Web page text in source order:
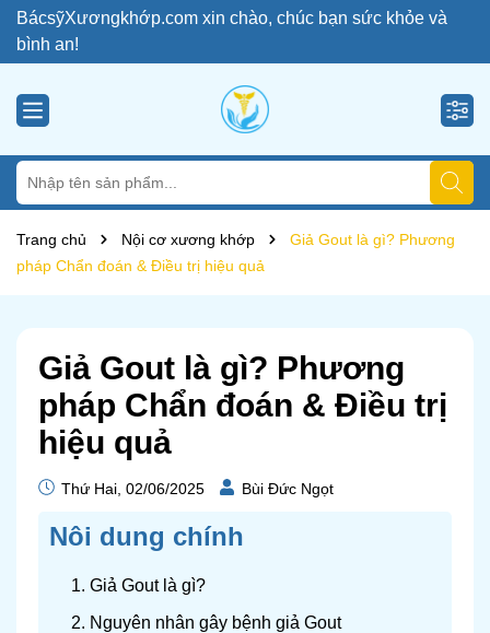
BácsỹXươngkhớp.com xin chào, chúc bạn sức khỏe và
bình an!
Trang chủ Nội cơ xương khớp
Giả Gout là gì? Phương
pháp Chẩn đoán & Điều trị hiệu quả
Giả Gout là gì? Phương
pháp Chẩn đoán & Điều trị
hiệu quả
Thứ Hai, 02/06/2025 Bùi Đức Ngọt
Nôi dung chính
1. Giả Gout là gì?
2. Nguyên nhân gây bệnh giả Gout